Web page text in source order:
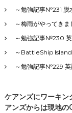
～勉強記事№231 脱
～梅雨がやってきま
～勉強記事№230 英
～BattleShip
～勉強記事№229 英
ケアンズにワーキ
アンズからは現地